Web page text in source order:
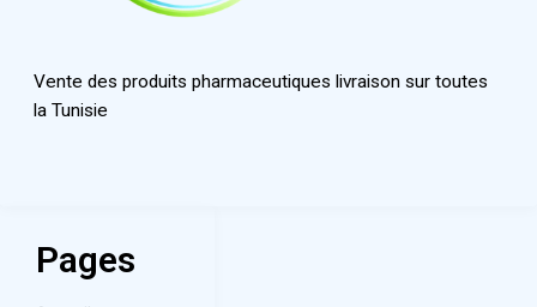
Vente des produits pharmaceutiques livraison sur toutes
la Tunisie
Pages